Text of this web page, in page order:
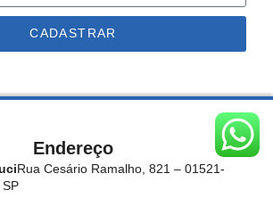
CADASTRAR
Endereço
Rua Cesário Ramalho, 821 – 01521-